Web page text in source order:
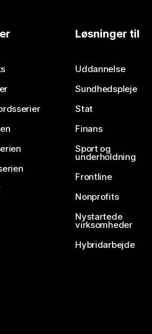
Løsninger til
Uddannelse
Sundhedspleje
Stat
Finans
Sport og
underholdning
Frontline
Nonprofits
Nystartede
virksomheder
Hybridarbejde